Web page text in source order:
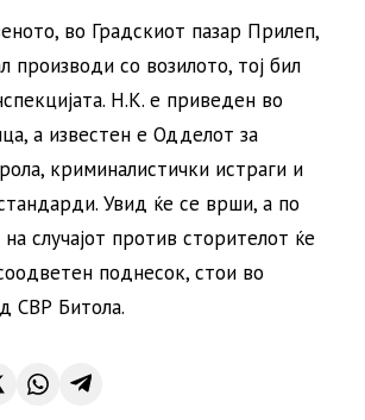
во Градскиот пазар Прилеп,
производи со возилото, тој бил
Н.К. е приведен во
а известен е Одделот за
криминалистички истраги и
Увид ќе се врши, а по
случајот против сторителот ќе
поднесок, стои во
СВР Битола.